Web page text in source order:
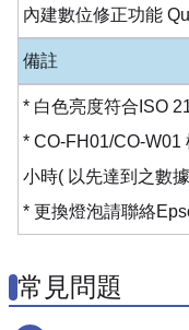
內建數位修正功能
備註
* 白色亮度符合ISO
* CO-FH01/CO-W01
小時( 以先達到之數
* 更換燈泡請聯絡
常見問題